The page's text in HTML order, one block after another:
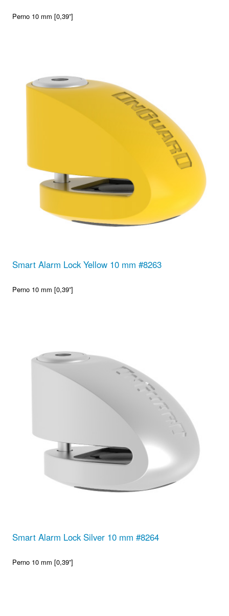
Perno 10 mm [0,39”]
Smart Alarm Lock Yellow 10 mm #8263
Perno 10 mm [0,39”]
Smart Alarm Lock Silver 10 mm #8264
Perno 10 mm [0,39”]